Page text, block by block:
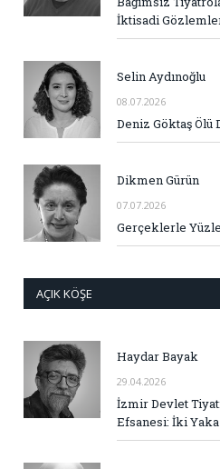
İktisadi
Selin Aydınoğlu
08.07.2026
Deniz Göktaş Ölü
Dikmen Gürün
07.07.2026
Gerçeklerle
AÇIK KÖŞE
Haydar Bayak
29.04.2026
İzmir Devlet
Efsanesi: İki